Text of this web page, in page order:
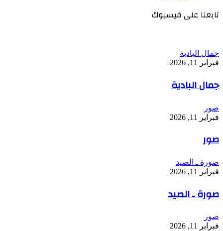
تابعنا على فيسبوك
جمال البادية
فبراير 11, 2026
جمال البادية
صور
فبراير 11, 2026
صور
صورة ـ الصيد
فبراير 11, 2026
صورة ـ الصيد
صور
فبراير 11, 2026